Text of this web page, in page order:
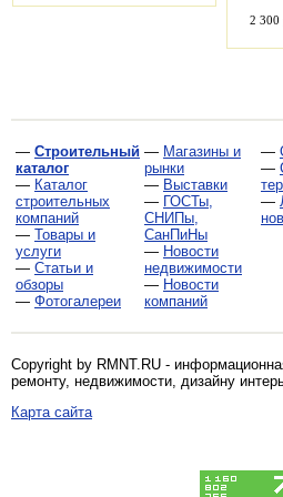
2 300
— Строительный
каталог
— Каталог
строительных
компаний
— Товары и
услуги
— Статьи и
обзоры
— Фотогалереи
— Магазины и
рынки
— Выставки
— ГОСТы,
СНИПы,
СанПиНы
— Новости
недвижимости
— Новости
компаний
—
—
—
Copyright by RMNT.RU -
ремонту, недвижимости, дизайну
Карта сайта